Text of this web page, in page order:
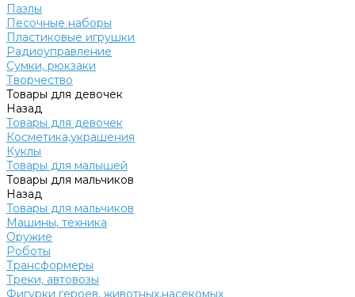
Пазлы
Песочные наборы
Пластиковые игрушки
Радиоуправление
Сумки, рюкзаки
Творчество
Товары для девочек
Назад
Товары для девочек
Косметика,украшения
Куклы
Товары для малышей
Товары для мальчиков
Назад
Товары для мальчиков
Машины, техника
Оружие
Роботы
Трансформеры
Треки, автовозы
Фигурки героев, животных,насекомых